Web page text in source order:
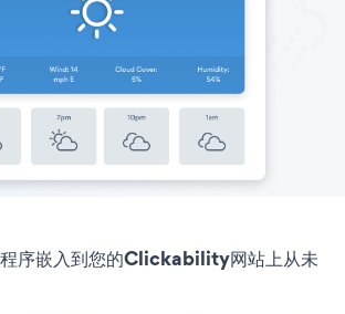
序嵌入到您的Clickability网站上从未